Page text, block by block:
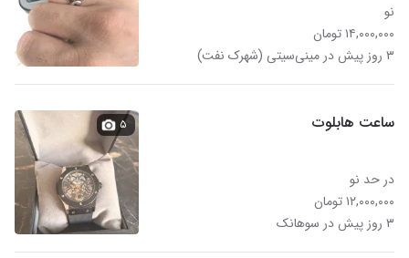
نو
۱۴,۰۰۰,۰۰۰ تومان
۳ روز پیش در مینی‌سیتی (شهرک نفت)
ساعت هابلوت
در حد نو
۱۲,۰۰۰,۰۰۰ تومان
۳ روز پیش در سوهانک
۵